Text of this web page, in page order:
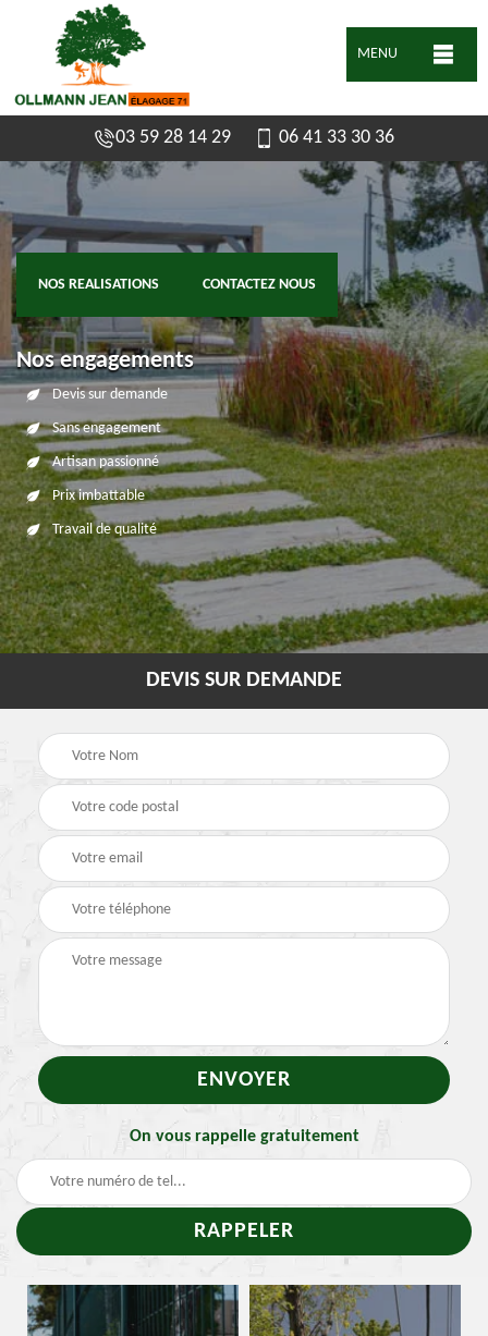
MENU
03 59 28 14 29 06 41 33 30 36
NOS REALISATIONS CONTACTEZ NOUS
Nos engagements
Devis sur demande
Sans engagement
Artisan passionné
Prix imbattable
Travail de qualité
DEVIS SUR DEMANDE
On vous rappelle gratuitement